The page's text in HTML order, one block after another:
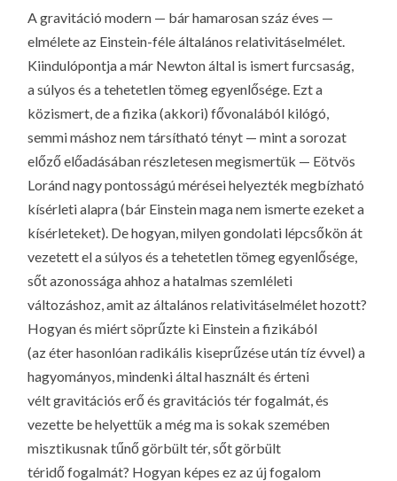
A gravitáció modern — bár hamarosan száz éves —
elmélete az Einstein-féle általános relativitáselmélet.
Kiindulópontja a már Newton által is ismert furcsaság,
asúlyos és atehetetlentömeg egyenlősége. Ezt a
közismert, de a fizika (akkori) fővonalából kilógó,
semmi máshoz nem társítható tényt — mint a sorozat
előző előadásában részletesen megismertük — Eötvös
Loránd nagy pontosságú mérései helyezték megbízható
kísérleti alapra (bár Einstein maga nem ismerte ezeket a
kísérleteket). De hogyan, milyen gondolati lépcsőkön át
vezetett el a súlyos és a tehetetlen tömeg egyenlősége,
sőt azonossága ahhoz a hatalmas szemléleti
változáshoz, amit az általános relativitáselmélet hozott?
Hogyan és miért söprűzte ki Einstein a fizikából
(azéterhasonlóan radikális kiseprűzése után tíz évvel) a
hagyományos, mindenki által használt és érteni
véltgravitációs erőésgravitációs térfogalmát, és
vezette be helyettük a még ma is sokak szemében
misztikusnak tűnőgörbült tér, sőtgörbült
téridőfogalmát? Hogyan képes ez az új fogalom